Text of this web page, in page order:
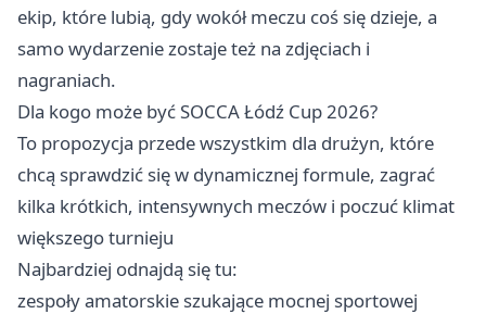
ekip, które lubią, gdy wokół meczu coś się dzieje, a
samo wydarzenie zostaje też na zdjęciach i
nagraniach.
Dla kogo może być SOCCA Łódź Cup 2026?
To propozycja przede wszystkim dla drużyn, które
chcą sprawdzić się w dynamicznej formule, zagrać
kilka krótkich, intensywnych meczów i poczuć klimat
większego turnieju
Najbardziej odnajdą się tu:
zespoły amatorskie szukające mocnej sportowej